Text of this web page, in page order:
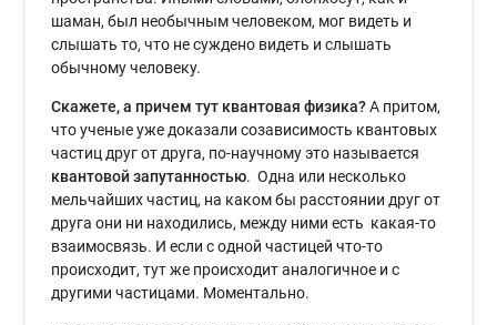
шаман, был необычным человеком, мог видеть и
слышать то, что не суждено видеть и слышать
обычному человеку.
Скажете, а причем тут квантовая физика?А притом,
что ученые уже доказали созависимость квантовых
частиц друг от друга, по-научному это называется
квантовой запутанностью. Одна или несколько
мельчайших частиц, на каком бы расстоянии друг от
друга они ни находились, между ними есть какая-то
взаимосвязь. И если с одной частицей что-то
происходит, тут же происходит аналогичное и с
другими частицами. Моментально.